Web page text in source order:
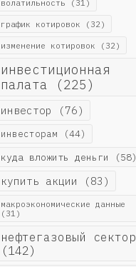
волатильность (31)
график котировок (32)
изменение котировок (32)
инвестиционная
палата (225)
инвестор (76)
инвесторам (44)
куда вложить деньги (58)
купить акции (83)
макроэкономические данные
(31)
нефтегазовый сектор
(142)